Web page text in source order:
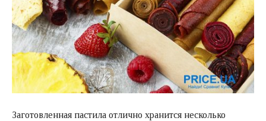
Заготовленная пастила отлично хранится несколько